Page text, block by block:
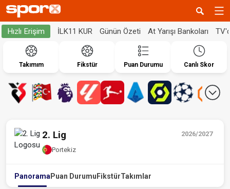
Hızlı Erişim İLK11 KUR Günün Özeti At Yarışı Bankoları
Takımım Fikstür Puan Durumu Canlı Skor
2026/2027
2. Lig
Portekiz
Panorama Puan Durumu FikstürTakımlar